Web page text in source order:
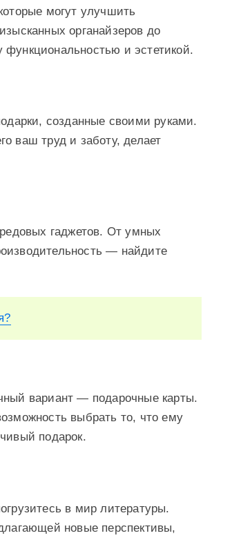
могут улучшить
органайзеров до
и эстетикой.
созданные своими руками.
ваш труд и заботу, делает
гаджетов. От умных
— найдите
вариант — подарочные карты.
выбрать то, что ему
подарок.
в мир литературы.
новые перспективы,